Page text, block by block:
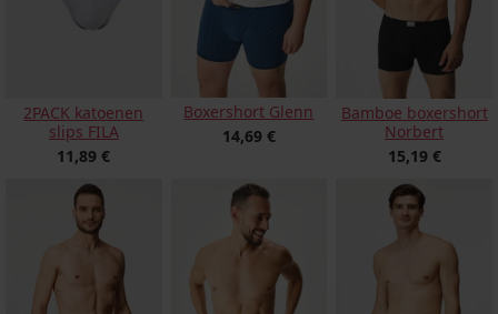
2PACK katoenen
slips FILA
11,89 €
Boxershort Glenn
14,69 €
Bamboe boxershort
Norbert
15,19 €